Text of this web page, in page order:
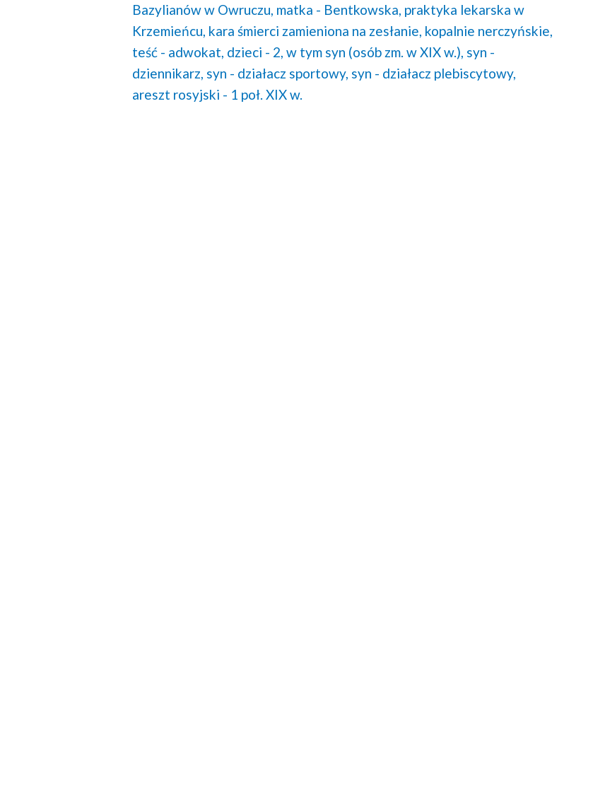
Bazylianów w Owruczu, matka - Bentkowska, praktyka lekarska w
Krzemieńcu, kara śmierci zamieniona na zesłanie, kopalnie nerczyńskie,
teść - adwokat, dzieci - 2, w tym syn (osób zm. w XIX w.), syn -
dziennikarz, syn - działacz sportowy, syn - działacz plebiscytowy,
areszt rosyjski - 1 poł. XIX w.